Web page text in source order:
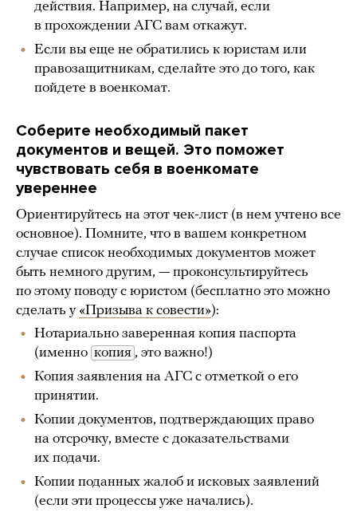
действия. Например, на случай, если
в прохождении АГС вам откажут.
Если вы еще не обратились к юристам или
правозащитникам, сделайте это до того, как
пойдете в военкомат.
Соберите необходимый пакет
документов и вещей. Это поможет
чувствовать себя в военкомате
увереннее
Ориентируйтесь на этот чек-лист (в нем учтено все
основное). Помните, что в вашем конкретном
случае список необходимых документов может
быть немного другим, — проконсультируйтесь
по этому поводу с юристом (бесплатно это можно
сделать у «Призыва к совести»):
Нотариально заверенная копия паспорта
(именно копия , это важно!)
Копия заявления на АГС с отметкой о его
принятии.
Копии документов, подтверждающих право
на отсрочку, вместе с доказательствами
их подачи.
Копии поданных жалоб и исковых заявлений
(если эти процессы уже начались).